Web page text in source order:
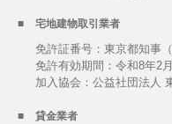
宅地建物取引業者
免許証番号：東京都知事
免許有効期間：令和8年2
加入協会：公益社団法人
貸金業者